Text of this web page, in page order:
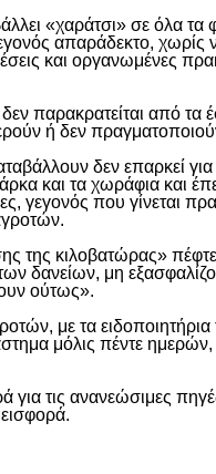
«χαράτσι» σε όλα τα
απαράδεκτο, χωρίς
και οργανωμένες
δεν παρακρατείται από
ή δεν
δεν επαρκεί
και τα χωράφια και
γεγονός που γίνεται
της κιλοβατώρας»
δανείων, μη
ούτως».
με τα
μόλις πέντε
για τις ανανεώσιμες